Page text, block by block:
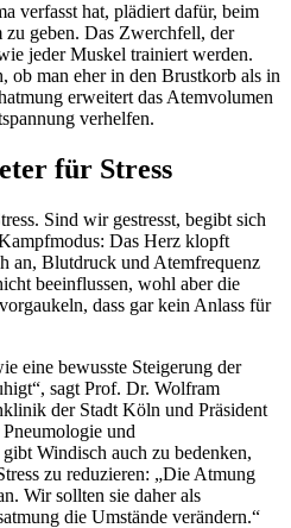
verfasst hat, plädiert dafür, beim
geben. Das Zwerchfell, der
jeder Muskel trainiert werden.
ob man eher in den Brustkorb als in
erweitert das Atemvolumen
verhelfen.
für Stress
Sind wir gestresst, begibt sich
Das Herz klopft
an, Blutdruck und Atemfrequenz
beeinflussen, wohl aber die
dass gar kein Anlass für
eine bewusste Steigerung der
sagt Prof. Dr. Wolfram
der Stadt Köln und Präsident
und
Windisch auch zu bedenken,
zu reduzieren: „Die Atmung
Wir sollten sie daher als
die Umstände verändern.“